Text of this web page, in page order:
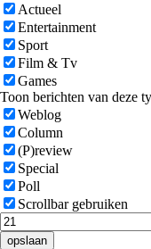
Actueel
Entertainment
Sport
Film & Tv
Games
Toon berichten van deze
Weblog
Column
(P)review
Special
Poll
Scrollbar gebruiken
opslaan